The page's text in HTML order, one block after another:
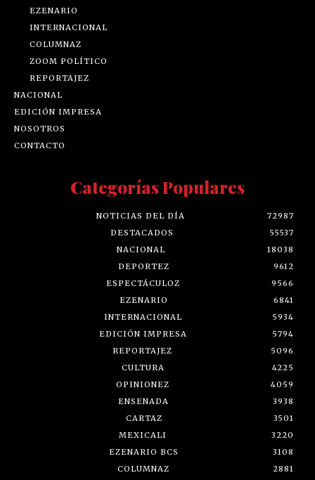
EZENARIO
INTERNACIONAL
COLUMNAZ
ZOOM POLÍTICO
REPORTAJEZ
NACIONAL
EDICIÓN IMPRESA
NOSOTROS
CONTACTO
Categorías Populares
NOTICIAS DEL DÍA
72987
DESTACADOS
55537
NACIONAL
18038
DEPORTEZ
9612
ESPECTÁCULOZ
9566
EZENARIO
6841
INTERNACIONAL
5934
EDICIÓN IMPRESA
5794
REPORTAJEZ
5096
CULTURA
4225
OPINIONEZ
4059
ENSENADA
3938
CARTAZ
3501
MEXICALI
3220
EZENARIO BCS
3108
COLUMNAZ
2881